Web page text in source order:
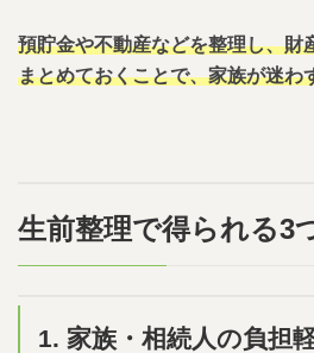
預貯金や不動産などを整理し、財
まとめておくことで、家族が迷わ
生前整理で得られる3
1. 家族・相続人の負担